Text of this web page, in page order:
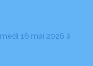
16 mai 2026 à